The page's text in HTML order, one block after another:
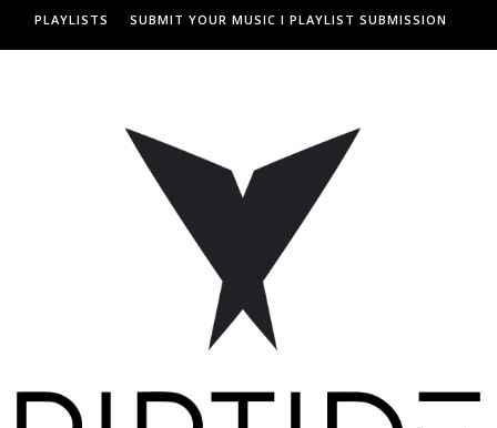
PLAYLISTS SUBMIT YOUR MUSIC I PLAYLIST SUBMISSION